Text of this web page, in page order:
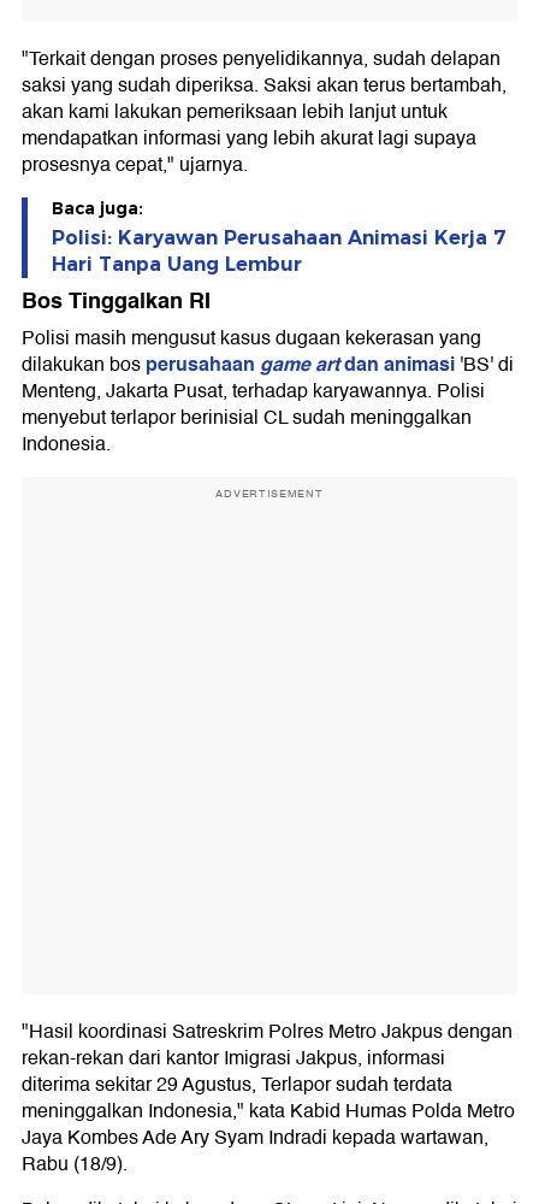
"Terkait dengan proses penyelidikannya, sudah delapan
saksi yang sudah diperiksa. Saksi akan terus bertambah,
akan kami lakukan pemeriksaan lebih lanjut untuk
mendapatkan informasi yang lebih akurat lagi supaya
prosesnya cepat," ujarnya.
Baca juga:
Polisi: Karyawan Perusahaan Animasi Kerja 7
Hari Tanpa Uang Lembur
Bos Tinggalkan RI
Polisi masih mengusut kasus dugaan kekerasan yang
dilakukan bosperusahaangame artdan animasi'BS' di
Menteng, Jakarta Pusat, terhadap karyawannya. Polisi
menyebut terlapor berinisial CL sudah meninggalkan
Indonesia.
ADVERTISEMENT
"Hasil koordinasi Satreskrim Polres Metro Jakpus dengan
rekan-rekan dari kantor Imigrasi Jakpus, informasi
diterima sekitar 29 Agustus, Terlapor sudah terdata
meninggalkan Indonesia," kata Kabid Humas Polda Metro
Jaya Kombes Ade Ary Syam Indradi kepada wartawan,
Rabu (18/9).